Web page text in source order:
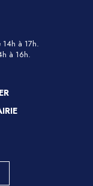
à 17h.
à 16h.